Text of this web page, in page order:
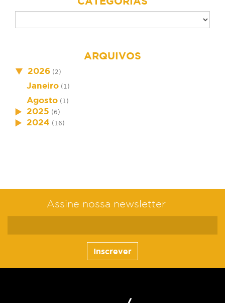
ARQUIVOS
2026 (2)
Janeiro (1)
Agosto (1)
2025 (6)
2024 (16)
Assine nossa newsletter
Inscrever